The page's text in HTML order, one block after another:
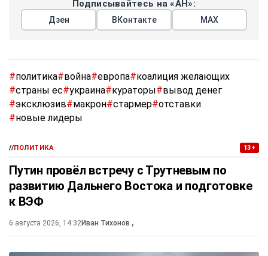
Подписывайтесь на «АН»:
Дзен ВКонтакте МАХ
#политика#война#европа#коалиция желающих
#страны ес#украина#кураторы#вывод денег
#эксклюзив#макрон#стармер#отставки
#новые лидеры
//ПОЛИТИКА 13+
Путин провёл встречу с Трутневым по
развитию Дальнего Востока и подготовке
к ВЭФ
6 августа 2026, 14:32Иван Тихонов ,